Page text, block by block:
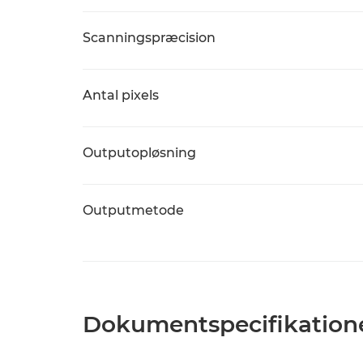
Scanningspræcision
Antal pixels
Outputopløsning
Outputmetode